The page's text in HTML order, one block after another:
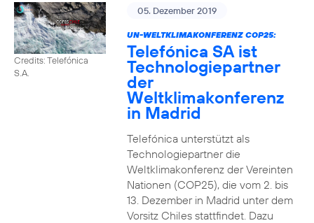
Credits: Telefónica
S.A.
05. Dezember 2019
UN-WELTKLIMAKONFERENZ COP25:
Telefónica SA ist
Technologiepartner
der
Weltklimakonferenz
in Madrid
Telefónica unterstützt als
Technologiepartner die
Weltklimakonferenz der Vereinten
Nationen (COP25), die vom 2. bis
13. Dezember in Madrid unter dem
Vorsitz Chiles stattfindet. Dazu